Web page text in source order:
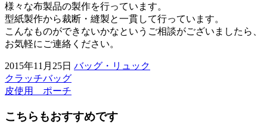
様々な布製品の製作を行っています。
型紙製作から裁断・縫製と一貫して行っています。
こんなものができないかなというご相談がございましたら、
お気軽にご連絡ください。
2015年11月25日 バッグ・リュック
前
後
の
クラッチバッグ
皮使用 ポーチ
こちらもおすすめです